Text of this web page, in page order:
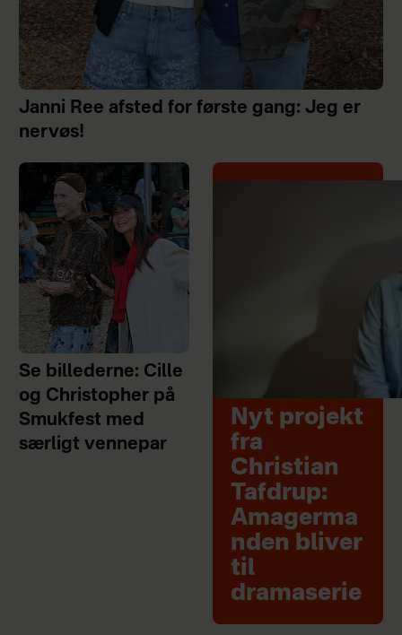
Janni Ree afsted for første gang: Jeg er
nervøs!
Se billederne: Cille
og Christopher på
Smukfest med
særligt vennepar
Nyt projekt
fra
Christian
Tafdrup:
Amagerma
nden bliver
til
dramaserie